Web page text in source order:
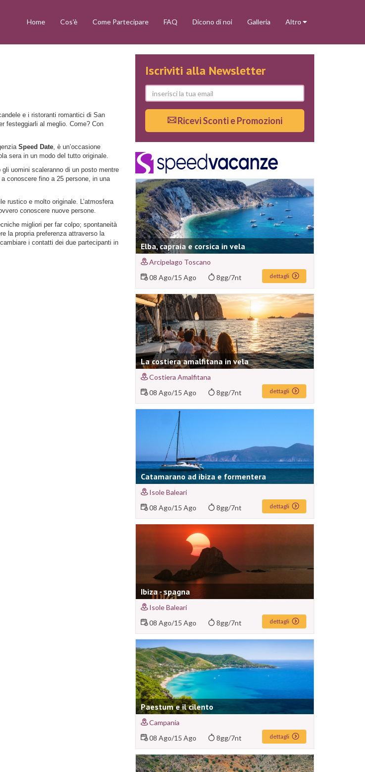
Home Cos'è Come Partecipare FAQ Dicono di noi Galleria Altro
e i ristoranti romantici di San
festeggiarli al meglio. Come? Con
Speed Date, è un’occasione
sera in un modo del tutto originale.
uomini scaleranno di un posto mentre
conoscere fino a 25 persone, in una
rustico e molto originale. L’atmosfera
conoscere nuove persone.
migliori per far colpo; spontaneità
la propria preferenza attraverso la
i contatti dei due partecipanti in
Iscriviti alla Newsletter
Ricevi Sconti e Promozioni
Elba, capraia e corsica in vela
Arcipelago Toscano
08 Ago/15 Ago 8gg/7nt dettagli
La costiera amalfitana in vela
Costiera Amalfitana
08 Ago/15 Ago 8gg/7nt dettagli
Catamarano ad ibiza e formentera
Isole Baleari
08 Ago/15 Ago 8gg/7nt dettagli
Ibiza - spagna
Isole Baleari
08 Ago/15 Ago 8gg/7nt dettagli
Paestum e il cilento
Campania
08 Ago/15 Ago 8gg/7nt dettagli